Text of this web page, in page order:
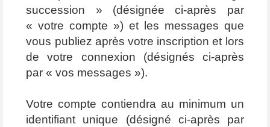
succession » (désignée ci-après par
« votre compte ») et les messages que
vous publiez après votre inscription et lors
de votre connexion (désignés ci-après
par « vos messages »).
Votre compte contiendra au minimum un
identifiant unique (désigné ci-après par